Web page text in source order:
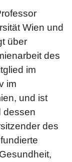
Wien und
über
des
im
im
und ist
dessen
des